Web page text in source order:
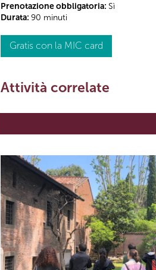
Prenotazione obbligatoria: Sì
Durata: 90 minuti
Gratis con la MIC card
Attività correlate